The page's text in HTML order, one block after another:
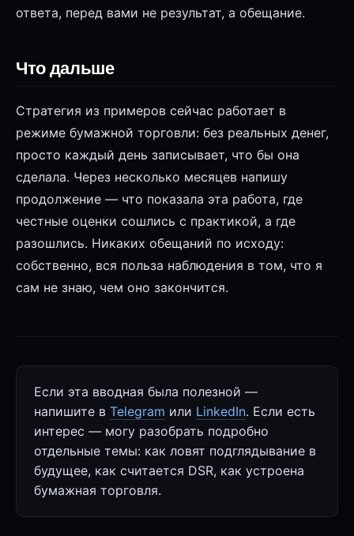
ответа, перед вами не результат, а обещание.
Что дальше
Стратегия из примеров сейчас работает в
режиме бумажной торговли: без реальных денег,
просто каждый день записывает, что бы она
сделала. Через несколько месяцев напишу
продолжение — что показала эта работа, где
честные оценки сошлись с практикой, а где
разошлись. Никаких обещаний по исходу:
собственно, вся польза наблюдения в том, что я
сам не знаю, чем оно закончится.
Если эта вводная была полезной —
напишите в Telegram или LinkedIn. Если есть
интерес — могу разобрать подробно
отдельные темы: как ловят подглядывание в
будущее, как считается DSR, как устроена
бумажная торговля.